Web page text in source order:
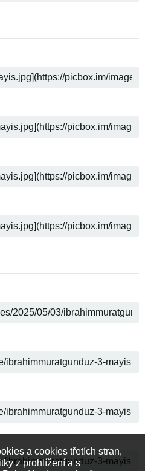
a cookies třetích stran,
z prohlížení a s